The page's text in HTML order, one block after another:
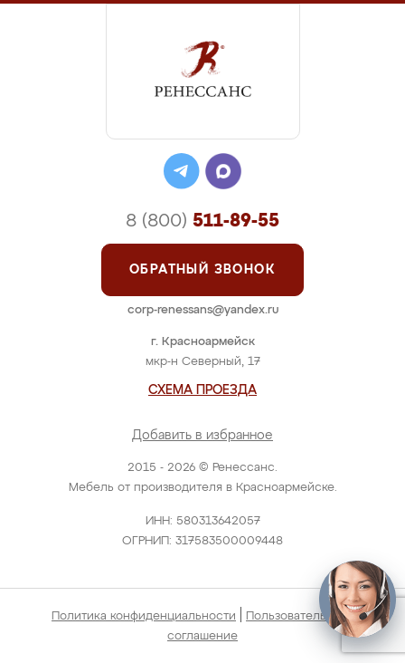
2015 - 2026 © Ренессанс.
Мебель от производителя в Красноармейске.
ИНН: 580313642057
ОГРНИП: 317583500009448
г. Красноармейск
мкр-н Северный, 17
СХЕМА ПРОЕЗДА
Добавить в избранное
8 (800) 511-89-55
ОБРАТНЫЙ ЗВОНОК
corp-renessans@yandex.ru
Политика конфиденциальности
Пользовательское
соглашение